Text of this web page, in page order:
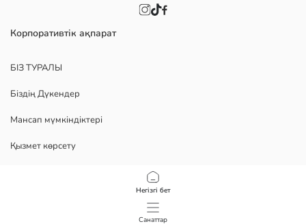
Негізгі бет
Санаттар
Корпоративтік ақпарат
БІЗ ТУРАЛЫ
Біздің Дүкендер
Мансап мүмкіндіктері
Қызмет көрсету